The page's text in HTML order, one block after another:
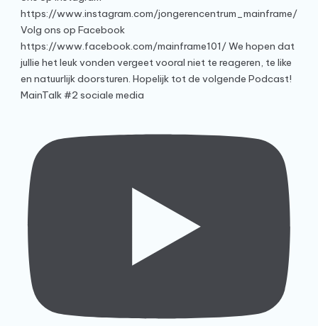
MainTalk #2 sociale media